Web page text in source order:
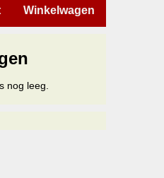
Winkelwagen
nog leeg.